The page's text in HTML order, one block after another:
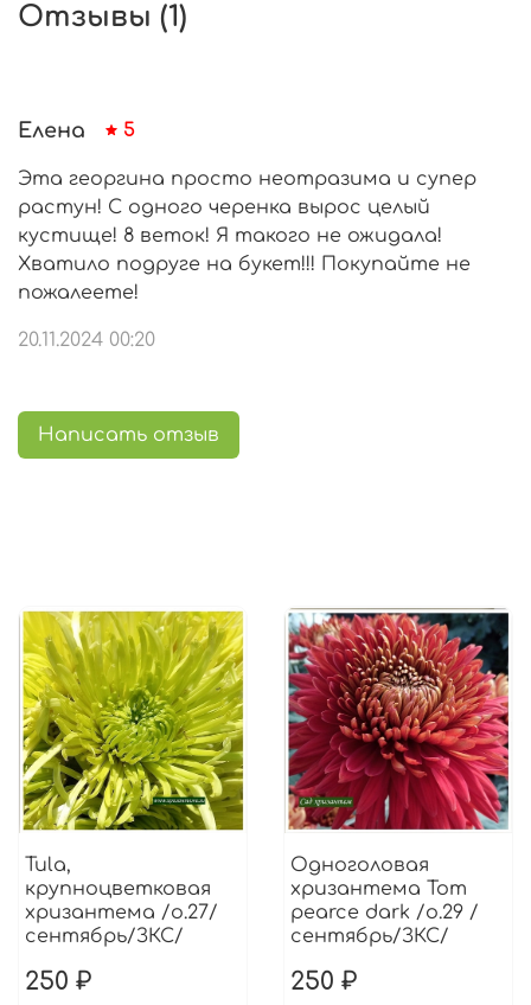
Отзывы (1)
Елена 5
Эта георгина просто неотразима и супер
растун! С одного черенка вырос целый
кустище! 8 веток! Я такого не ожидала!
Хватило подруге на букет!!! Покупайте не
пожалеете!
20.11.2024 00:20
Написать отзыв
Tula,
крупноцветковая
хризантема /о.27/
сентябрь/ЗКС/
250 ₽
Одноголовая
хризантема Tom
pearce dark /о.29 /
сентябрь/ЗКС/
250 ₽